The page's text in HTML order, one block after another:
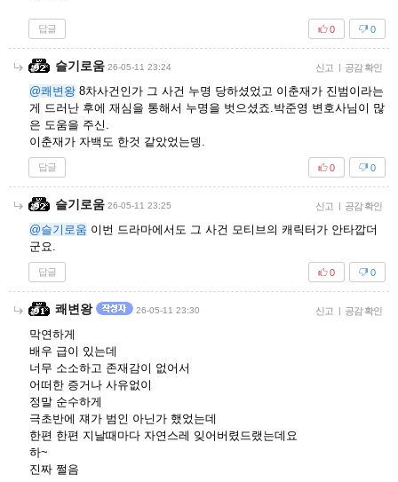
답글 0
0
슬기로움 26-05-11 23:24 신고 | 공감 확인
@쾌변왕 8차사건인가 그 사건 누명 당하셨었고 이춘재가 진범이라는
게 드러난 후에 재심을 통해서 누명을 벗으셨죠.박준영 변호사님이 많
은 도움을 주신.
이춘재가 자백도 한것 같았었는뎅.
답글 0
0
슬기로움 26-05-11 23:25 신고 | 공감 확인
@슬기로움 이번 드라마에서도 그 사건 모티브의 캐릭터가 안타깝더
군요.
답글 0
0
쾌변왕 26-05-11 23:30 신고 | 공감 확인
막연하게
배우 급이 있는데
너무 소소하고 존재감이 없어서
어떠한 증거나 사유없이
정말 순수하게
극초반에 쟤가 범인 아닌가 했었는데
한편 한편 지날때마다 자연스레 잊어버렸드랬는데요
하~
진짜 쩔음